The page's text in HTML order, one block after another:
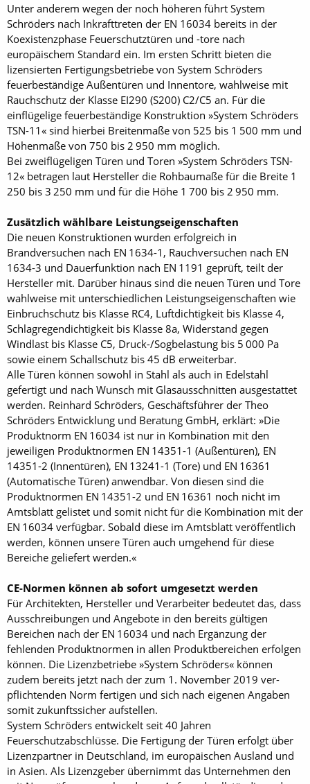
Unter anderem wegen der noch höheren führt System
Schröders nach Inkrafttreten der EN 16034 bereits in der
Koexistenzphase Feuerschutztüren und -tore nach
europäischem Standard ein. Im ersten Schritt bieten die
lizensierten Fertigungsbetriebe von System Schröders
feuerbeständige Außentüren und Innentore, wahlweise mit
Rauchschutz der Klasse EI290 (S200) C2/C5 an. Für die
einflügelige feuerbeständige Konstruktion »System Schröders
TSN-11« sind hierbei Breitenmaße von 525 bis 1 500 mm und
Höhenmaße von 750 bis 2 950 mm möglich.
Bei zweiflügeligen Türen und Toren »System Schröders TSN-
12« betragen laut Hersteller die Rohbaumaße für die Breite 1
250 bis 3 250 mm und für die Höhe 1 700 bis 2 950 mm.
Zusätzlich wählbare Leistungseigenschaften
Die neuen Konstruktionen wurden erfolgreich in
Brandversuchen nach EN 1634-1, Rauchversuchen nach EN
1634-3 und Dauerfunktion nach EN 1191 geprüft, teilt der
Hersteller mit. Darüber hinaus sind die neuen Türen und Tore
wahlweise mit unterschiedlichen Leistungseigenschaften wie
Einbruchschutz bis Klasse RC4, Luftdichtigkeit bis Klasse 4,
Schlagregendichtigkeit bis Klasse 8a, Widerstand gegen
Windlast bis Klasse C5, Druck-/Sogbelastung bis 5 000 Pa
sowie einem Schallschutz bis 45 dB erweiterbar.
Alle Türen können sowohl in Stahl als auch in Edelstahl
gefertigt und nach Wunsch mit Glasausschnitten ausgestattet
werden. Reinhard Schröders, Geschäftsführer der Theo
Schröders Entwicklung und Beratung GmbH, erklärt: »Die
Produktnorm EN 16034 ist nur in Kombination mit den
jeweiligen Produktnormen EN 14351-1 (Außentüren), EN
14351-2 (Innentüren), EN 13241-1 (Tore) und EN 16361
(Automatische Türen) anwendbar. Von diesen sind die
Produktnormen EN 14351-2 und EN 16361 noch nicht im
Amtsblatt gelistet und somit nicht für die Kombination mit der
EN 16034 verfügbar. Sobald diese im Amtsblatt veröffentlich
werden, können unsere Türen auch umgehend für diese
Bereiche geliefert werden.«
CE-Normen können ab sofort umgesetzt werden
Für Architekten, Hersteller und Verarbeiter bedeutet das, dass
Ausschreibungen und Angebote in den bereits gültigen
Bereichen nach der EN 16034 und nach Ergänzung der
fehlenden Produktnormen in allen Produktbereichen erfolgen
können. Die Lizenzbetriebe »System Schröders« können
zudem bereits jetzt nach der zum 1. November 2019 ver-
pflichtenden Norm fertigen und sich nach eigenen Angaben
somit zukunftssicher aufstellen.
System Schröders entwickelt seit 40 Jahren
Feuerschutzabschlüsse. Die Fertigung der Türen erfolgt über
Lizenzpartner in Deutschland, im europäischen Ausland und
in Asien. Als Lizenzgeber übernimmt das Unternehmen den